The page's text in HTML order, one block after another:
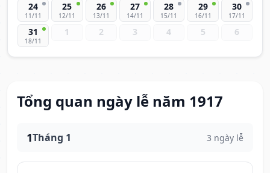
24
11/11
25
12/11
26
13/11
27
14/11
28
15/11
29
16/11
30
17/11
31
18/11
1 2 3 4 5 6
Tổng quan ngày lễ năm 1917
1Tháng 1 3 ngày lễ